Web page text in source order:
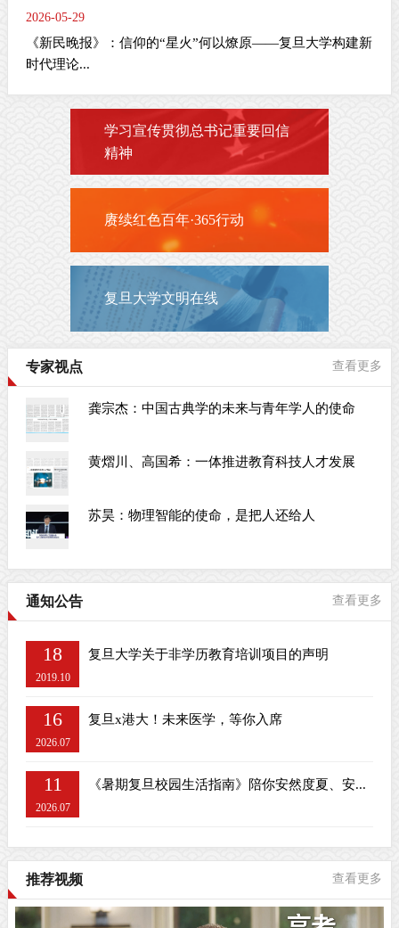
2026-05-29
《新民晚报》：信仰的“星火”何以燎原——复旦大学构建新
时代理论...
学习宣传贯彻总书记重要回信
精神
赓续红色百年·365行动
复旦大学文明在线
专家视点 查看更多
龚宗杰：中国古典学的未来与青年学人的使命
黄熠川、高国希：一体推进教育科技人才发展
苏昊：物理智能的使命，是把人还给人
通知公告 查看更多
18
2019.10
复旦大学关于非学历教育培训项目的声明
16
2026.07
复旦x港大！未来医学，等你入席
11
2026.07
《暑期复旦校园生活指南》陪你安然度夏、安...
推荐视频 查看更多